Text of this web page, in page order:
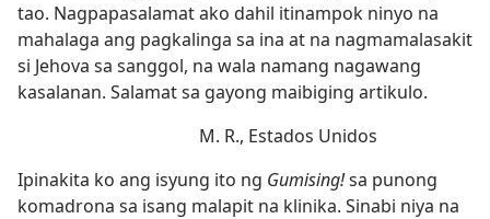
tao. Nagpapasalamat ako dahil itinampok ninyo na
mahalaga ang pagkalinga sa ina at na nagmamalasakit
si Jehova sa sanggol, na wala namang nagawang
kasalanan. Salamat sa gayong maibiging artikulo.
M. R., Estados Unidos
Ipinakita ko ang isyung ito ng Gumising!sa punong
komadrona sa isang malapit na klinika. Sinabi niya na